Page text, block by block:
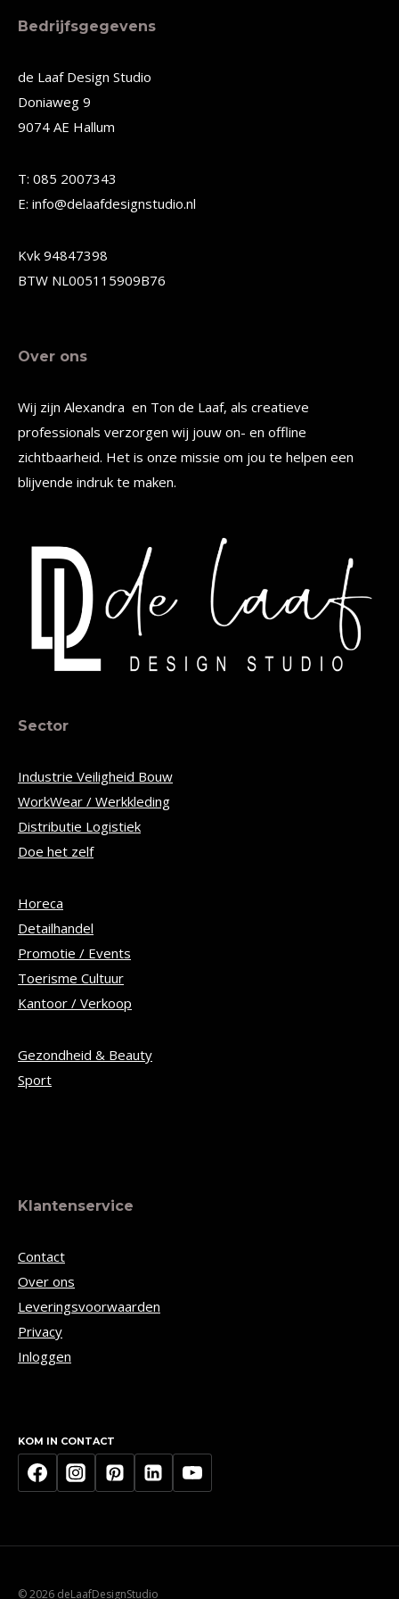
meerdere
Deze
optie
kan
worden
de
productpagina
Bedrijfsgegevens
de Laaf Design Studio
Doniaweg 9
9074 AE Hallum
T: 085 2007343
E: info@delaafdesignstudio.nl
Kvk 94847398
BTW NL005115909B76
Over ons
Wij zijn Alexandra en Ton de Laaf, als creatieve
professionals verzorgen wij jouw on- en offline
zichtbaarheid. Het is onze missie om jou te helpen een
blijvende indruk te maken.
Sector
Industrie Veiligheid Bouw
WorkWear / Werkkleding
Distributie Logistiek
Doe het zelf
Horeca
Detailhandel
Promotie / Events
Toerisme Cultuur
Kantoor / Verkoop
Gezondheid & Beauty
Sport
Klantenservice
Contact
Over ons
Leveringsvoorwaarden
Privacy
Inloggen
KOM IN CONTACT
© 2026 deLaafDesignStudio